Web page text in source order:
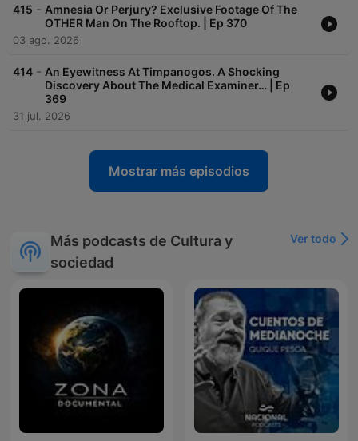
415 - Amnesia Or Perjury? Exclusive Footage Of The
OTHER Man On The Rooftop. | Ep 370
03 ago. 2026
414 - An Eyewitness At Timpanogos. A Shocking
Discovery About The Medical Examiner… | Ep
369
31 jul. 2026
Mostrar más episodios
Más podcasts de Cultura y
sociedad
Ver todo